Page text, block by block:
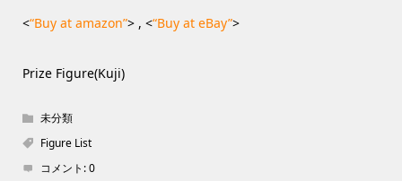
<“Buy at amazon”> , <“Buy at eBay”>
Prize Figure(Kuji)
未分類
Figure List
コメント:0